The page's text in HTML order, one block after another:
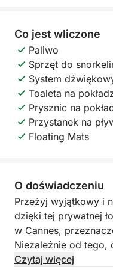
Co jest wliczone
Paliwo
Sprzęt do
System
Toaleta na
Prysznic na
Przystanek na
Floating Mats
O doświadczeniu
Przeżyj wyjątkowy i
dzięki tej prywatnej
w Cannes,
Niezależnie od tego,
wieczór kawalerski
Czytaj więcej